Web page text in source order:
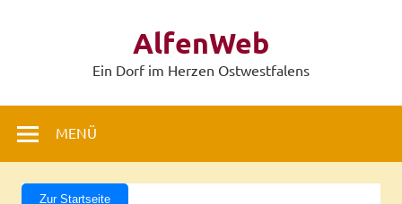
AlfenWeb
Ein Dorf im Herzen Ostwestfalens
MENÜ
Zur Startseite